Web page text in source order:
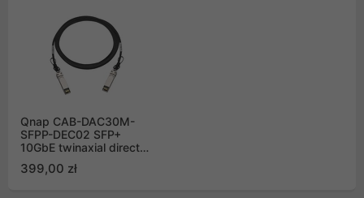
Qnap CAB-DAC30M-
SFPP-DEC02 SFP+
10GbE twinaxial direct
and FW update
399,00 zł